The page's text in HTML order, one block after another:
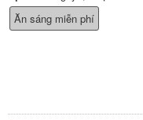
Ăn sáng miễn phí